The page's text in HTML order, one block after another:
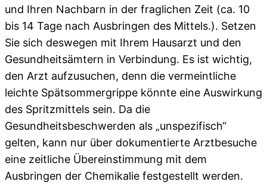
und Ihren Nachbarn in der fraglichen Zeit (ca. 10
bis 14 Tage nach Ausbringen des Mittels.). Setzen
Sie sich deswegen mit Ihrem Hausarzt und den
Gesundheitsämtern in Verbindung. Es ist wichtig,
den Arzt aufzusuchen, denn die vermeintliche
leichte Spätsommergrippe könnte eine Auswirkung
des Spritzmittels sein. Da die
Gesundheitsbeschwerden als „unspezifisch“
gelten, kann nur über dokumentierte Arztbesuche
eine zeitliche Übereinstimmung mit dem
Ausbringen der Chemikalie festgestellt werden.